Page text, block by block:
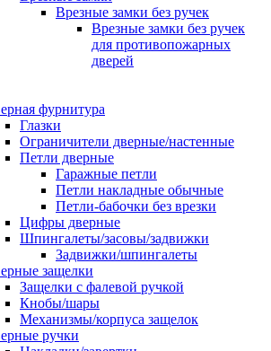
Врезные замки без ручек
Врезные замки без ручек
для противопожарных
дверей
фурнитура
Глазки
Ограничители дверные/настенные
Петли дверные
Гаражные петли
Петли накладные обычные
Петли-бабочки без врезки
Цифры дверные
Шпингалеты/засовы/задвижки
Задвижки/шпингалеты
защелки
Защелки с фалевой ручкой
Кнобы/шары
Механизмы/корпуса защелок
ручки